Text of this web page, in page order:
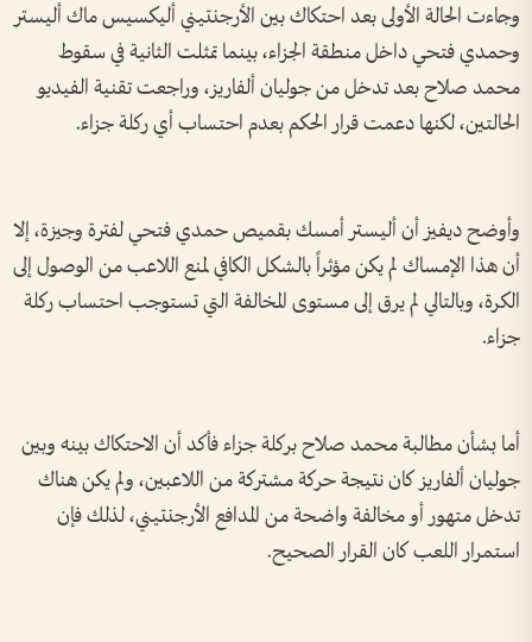
وجاءت الحالة الأولى بعد احتكاك بين الأرجنتيني أليكسيس ماك أليستر
وحمدي فتحي داخل منطقة الجزاء، بينما تمثلت الثانية في سقوط
محمد صلاح بعد تدخل من جوليان ألفاريز، وراجعت تقنية الفيديو
الحالتين، لكنها دعمت قرار الحكم بعدم احتساب أي ركلة جزاء.
وأوضح ديفيز أن أليستر أمسك بقميص حمدي فتحي لفترة وجيزة، إلا
أن هذا الإمساك لم يكن مؤثراً بالشكل الكافي لمنع اللاعب من الوصول إلى
الكرة، وبالتالي لم يرق إلى مستوى المخالفة التي تستوجب احتساب ركلة
جزاء.
أما بشأن مطالبة محمد صلاح بركلة جزاء فأكد أن الاحتكاك بينه وبين
جوليان ألفاريز كان نتيجة حركة مشتركة من اللاعبين، ولم يكن هناك
تدخل متهور أو مخالفة واضحة من المدافع الأرجنتيني، لذلك فإن
استمرار اللعب كان القرار الصحيح.